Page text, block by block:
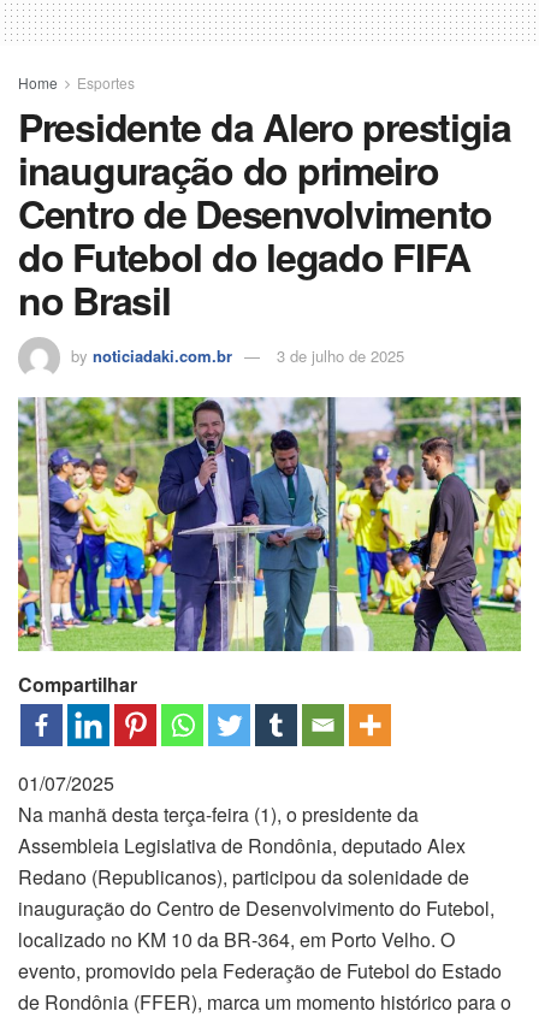
Home Esportes
Presidente da Alero prestigia
inauguração do primeiro
Centro de Desenvolvimento
do Futebol do legado FIFA
no Brasil
by noticiadaki.com.br 3 de julho de 2025
Compartilhar
01/07/2025
Na manhã desta terça-feira (1), o presidente da
Assembleia Legislativa de Rondônia, deputado Alex
Redano (Republicanos), participou da solenidade de
inauguração do Centro de Desenvolvimento do Futebol,
localizado no KM 10 da BR-364, em Porto Velho. O
evento, promovido pela Federação de Futebol do Estado
de Rondônia (FFER), marca um momento histórico para o